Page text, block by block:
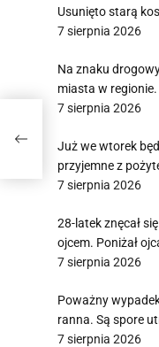
Usunięto starą
7 sierpnia 2026
Na znaku
miasta w regionie.
7 sierpnia 2026
Już we wtorek
przyjemne z
7 sierpnia 2026
28-latek znęcał
ojcem. Poniżał
7 sierpnia 2026
Poważny
ranna. Są spore
7 sierpnia 2026